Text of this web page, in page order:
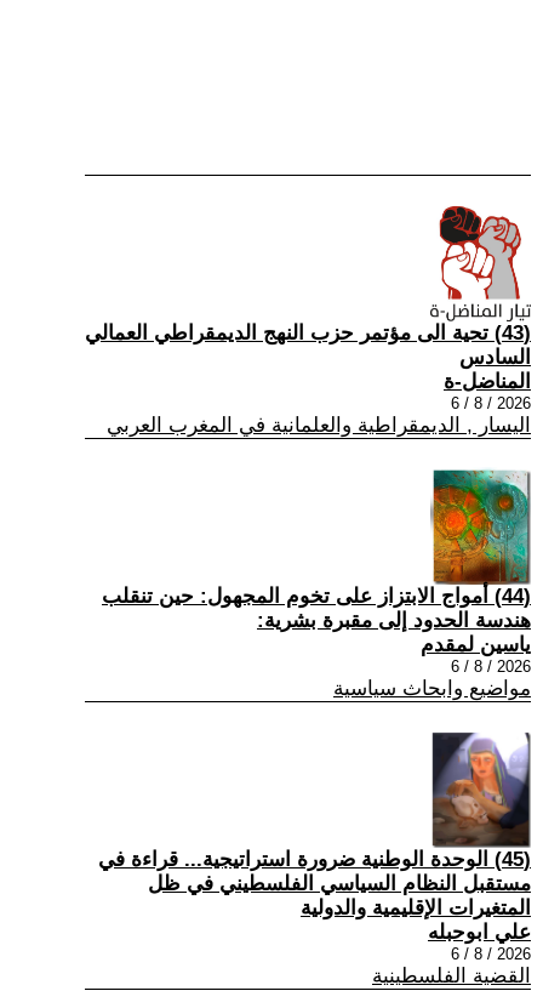
(43) تحية الى مؤتمر حزب النهج الديمقراطي العمالي
السادس
المناضل-ة
2026 / 8 / 6
اليسار , الديمقراطية والعلمانية في المغرب العربي
(44) أمواج الابتزاز على تخوم المجهول: حين تنقلب
هندسة الحدود إلى مقبرة بشرية:
ياسين لمقدم
2026 / 8 / 6
مواضيع وابحاث سياسية
(45) الوحدة الوطنية ضرورة استراتيجية... قراءة في
مستقبل النظام السياسي الفلسطيني في ظل
المتغيرات الإقليمية والدولية
علي ابوحبله
2026 / 8 / 6
القضية الفلسطينية